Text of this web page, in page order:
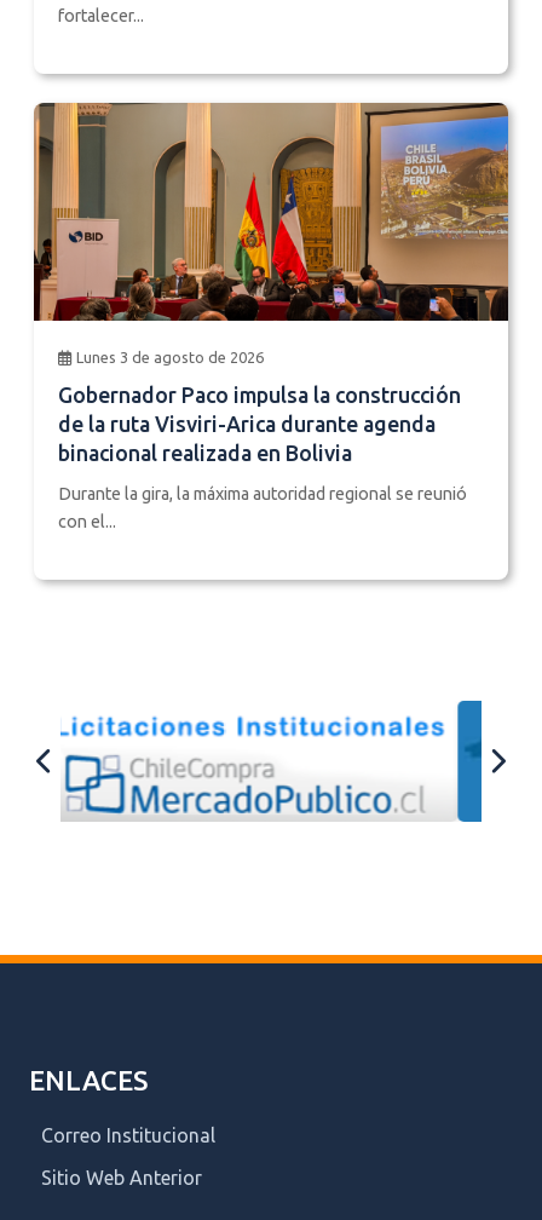
fortalecer...
Lunes 3 de agosto de 2026
Gobernador Paco impulsa la construcción
de la ruta Visviri-Arica durante agenda
binacional realizada en Bolivia
Durante la gira, la máxima autoridad regional se reunió
con el...
ENLACES
Correo Institucional
Sitio Web Anterior